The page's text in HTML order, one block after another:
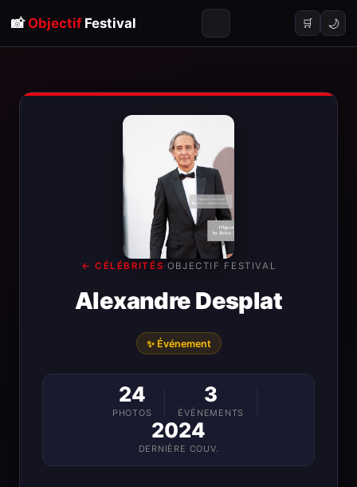
📸 ObjectifFestival 🛒 🌙
← CÉLÉBRITÉS· OBJECTIF FESTIVAL
Alexandre Desplat
✨ Événement
24
PHOTOS
3
ÉVÉNEMENTS
2024
DERNIÈRE COUV.